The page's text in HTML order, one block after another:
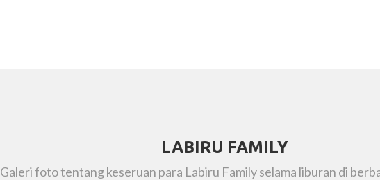
LABIRU FAMILY
Galeri foto tentang keseruan para Labiru Family selama liburan di